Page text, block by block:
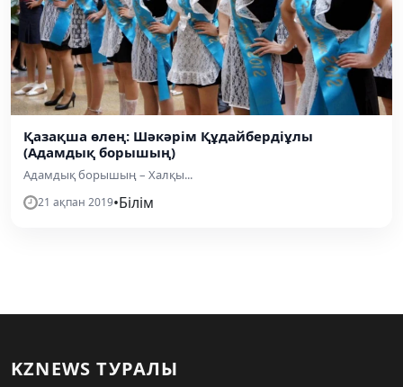
Қазақша өлең: Шәкәрім Құдайбердіұлы
(Адамдық борышың)
Адамдық борышың – Халқы...
21 ақпан 2019•Білім
KZNEWS ТУРАЛЫ